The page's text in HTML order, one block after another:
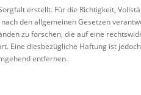
erstellt. Für die Richtigkeit,
den allgemeinen Gesetzen
zu forschen, die auf eine
Eine diesbezügliche Haftung ist
entfernen.